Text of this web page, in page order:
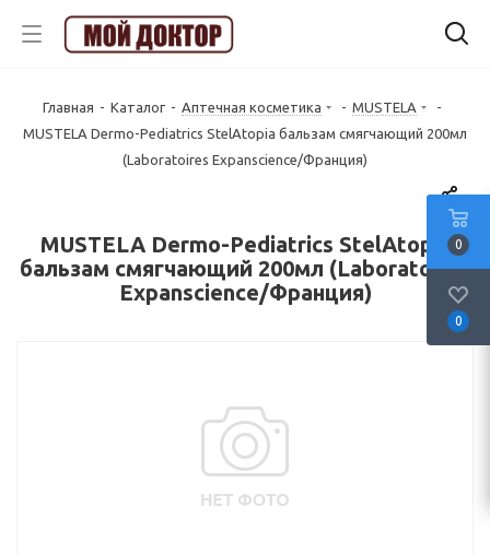
Главная - Каталог - Аптечная косметика - MUSTELA
-
MUSTELA Dermo-Pediatrics StelAtopia бальзам смягчающий 200мл
(Laboratoires Expanscience/Франция)
MUSTELA Dermo-Pediatrics StelAtopia
бальзам смягчающий 200мл (Laboratoires
Expanscience/Франция)
0
0